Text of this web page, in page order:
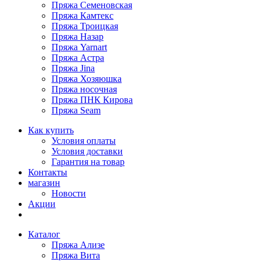
Пряжа Семеновская
Пряжа Камтекс
Пряжа Троицкая
Пряжа Назар
Пряжа Yarnart
Пряжа Астра
Пряжа Jina
Пряжа Хозяюшка
Пряжа носочная
Пряжа ПНК Кирова
Пряжа Seam
Как купить
Условия оплаты
Условия доставки
Гарантия на товар
Контакты
магазин
Новости
Акции
Каталог
Пряжа Ализе
Пряжа Вита